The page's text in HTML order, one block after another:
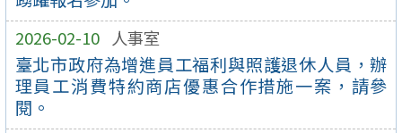
2026-02-10 人事室
臺北市政府為增進員工福利與照護退休人員，辦
理員工消費特約商店優惠合作措施一案，請參
閱。